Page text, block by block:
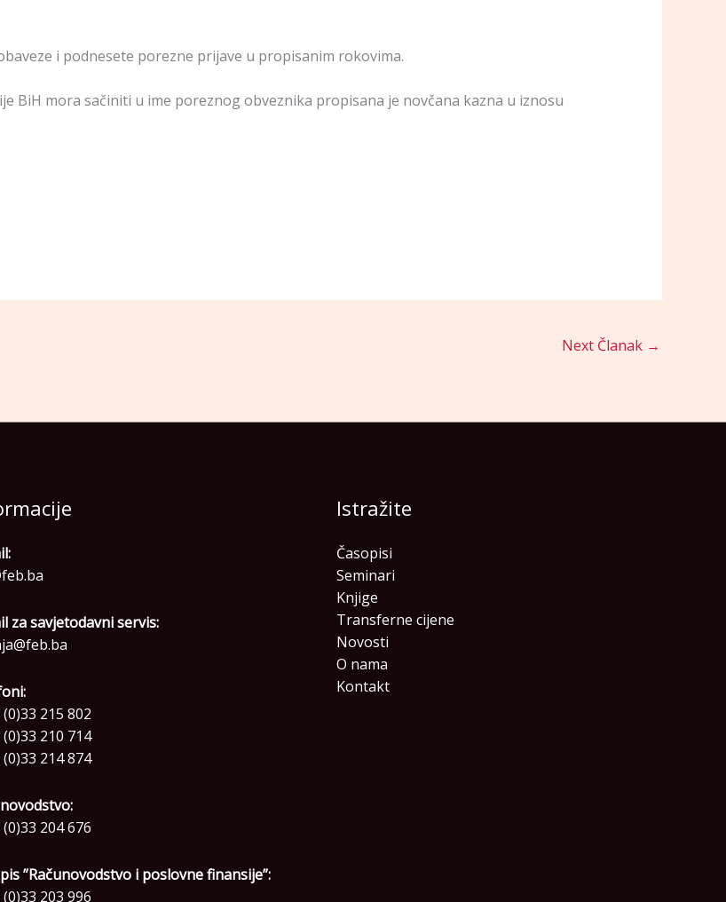
i podnesete porezne prijave u propisanim rokovima.
BiH mora sačiniti u ime poreznog obveznika propisana je novčana kazna u iznosu
Next Članak →
za savjetodavni servis:
215 802
210 714
214 874
204 676
”Računovodstvo i poslovne finansije”:
203 996
Istražite
Časopisi
Seminari
Knjige
Transferne cijene
Novosti
O nama
Kontakt